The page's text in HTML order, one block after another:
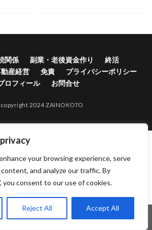
your browsing experience, serve
and analyze our traffic. By
you consent to our use of cookies.
Reject All Accept All
関係 副業・老後資金作り
終活
産経営 免責
プライバシーポリシー
ロフィール
お問合せ
2024 ZAINOKOTO